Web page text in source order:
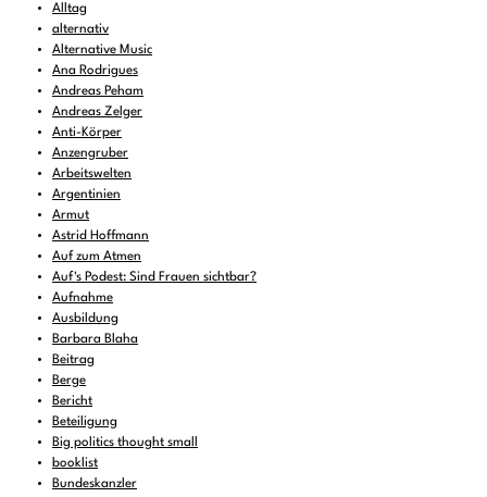
Alltag
alternativ
Alternative Music
Ana Rodrigues
Andreas Peham
Andreas Zelger
Anti-Körper
Anzengruber
Arbeitswelten
Argentinien
Armut
Astrid Hoffmann
Auf zum Atmen
Auf's Podest: Sind Frauen sichtbar?
Aufnahme
Ausbildung
Barbara Blaha
Beitrag
Berge
Bericht
Beteiligung
Big politics thought small
booklist
Bundeskanzler